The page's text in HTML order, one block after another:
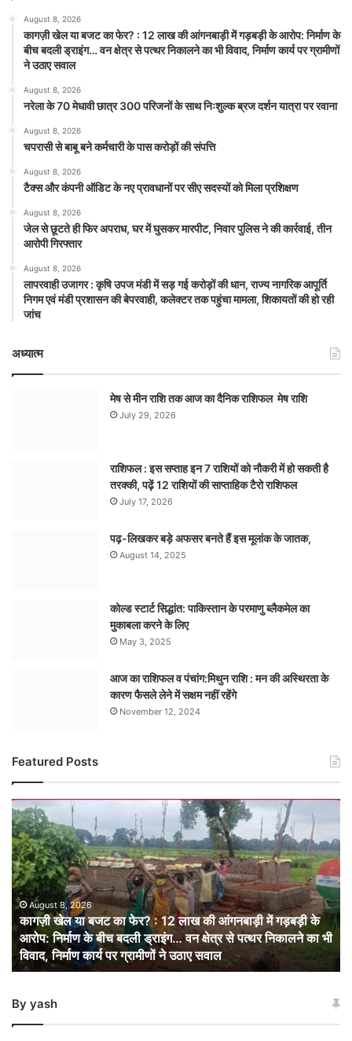
August 8, 2026
कागज़ी खेल या बजट का फेर? : 12 लाख की आंगनबाड़ी में गड़बड़ी के आरोप: निर्माण के
बीच बदली ड्राइंग… वन क्षेत्र से पत्थर निकालने का भी विवाद, निर्माण कार्य पर ग्रामीणों
ने उठाए सवाल
August 8, 2026
नरेला के 70 मेधावी छात्र 300 परिजनों के साथ निःशुल्क ब्रज दर्शन यात्रा पर रवाना
August 8, 2026
चपरासी से बाबू बने कर्मचारी के पास करोड़ों की संपत्ति
August 8, 2026
टैक्स और कंपनी ऑडिट के नए प्रावधानों पर सीए सदस्यों को मिला प्रशिक्षण
August 8, 2026
जेल से छूटते ही फिर अपराध, घर में घुसकर मारपीट, निवार पुलिस ने की कार्रवाई, तीन
आरोपी गिरफ्तार
August 8, 2026
लापरवाही उजागर : कृषि उपज मंडी में सड़ गई करोड़ों की धान, राज्य नागरिक आपूर्ति
निगम एवं मंडी प्रशासन की बेपरवाही, कलेक्टर तक पहुंचा मामला, शिकायतों की हो रही
जांच
अध्यात्म
मेष से मीन राशि तक आज का दैनिक राशिफल मेष राशि
July 29, 2026
राशिफल : इस सप्ताह इन 7 राशियों को नौकरी में हो सकती है
तरक्की, पढ़ें 12 राशियों की साप्ताहिक टैरो राशिफल
July 17, 2026
पढ़-लिखकर बड़े अफसर बनते हैं इस मूलांक के जातक,
August 14, 2025
कोल्ड स्टार्ट सिद्धांत: पाकिस्तान के परमाणु ब्लैकमेल का
मुकाबला करने के लिए
May 3, 2025
आज का राशिफल व पंचांग:मिथुन राशि : मन की अस्थिरता के
कारण फैसले लेने में सक्षम नहीं रहेंगे
November 12, 2024
Featured Posts
कागज़ी
खेल
या
बजट
का
फेर?
:
12
लाख
की
आंगनबाड़ी
गड़बड़ी
के
August 8, 2026
कागज़ी खेल या बजट का फेर? : 12 लाख की आंगनबाड़ी में गड़बड़ी के
आरोप: निर्माण के बीच बदली ड्राइंग… वन क्षेत्र से पत्थर निकालने का भी
विवाद, निर्माण कार्य पर ग्रामीणों ने उठाए सवाल
By yash